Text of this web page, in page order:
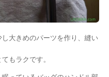
大きめのパーツを作り、縫い
もラクです。